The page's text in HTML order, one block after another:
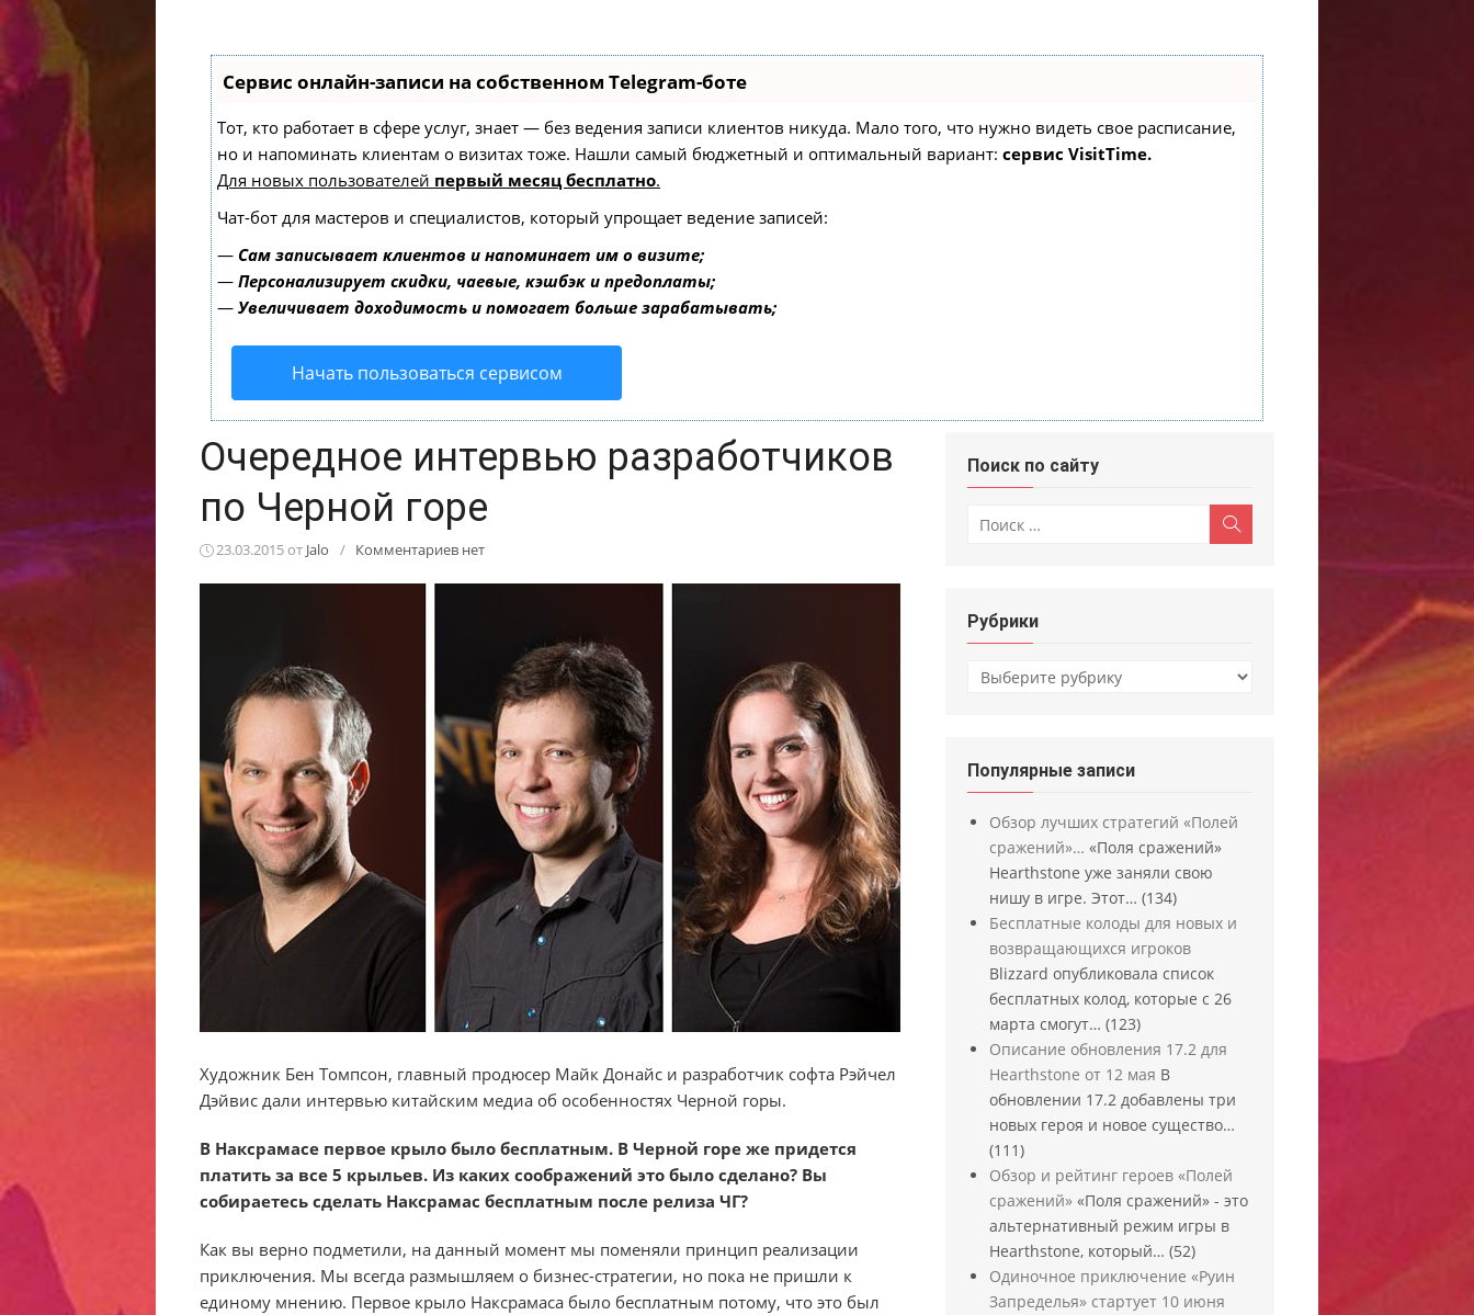
Сервис онлайн-записи на собственном Telegram-боте
Тот, кто работает в сфере услуг, знает — без ведения записи клиентов никуда. Мало того, что нужно видеть свое расписание,
но и напоминать клиентам о визитах тоже. Нашли самый бюджетный и оптимальный вариант: сервис VisitTime.
Для новых пользователей первый месяц бесплатно.
Чат-бот для мастеров и специалистов, который упрощает ведение записей:
— Сам записывает клиентов и напоминает им о визите;
— Персонализирует скидки, чаевые, кэшбэк и предоплаты;
— Увеличивает доходимость и помогает больше зарабатывать;
Начать пользоваться сервисом
Очередное интервью разработчиков
по Черной горе
23.03.2015от Jalo / Комментариев нет
Художник Бен Томпсон, главный продюсер Майк Донайс и разработчик софта Рэйчел
Дэйвис дали интервью китайским медиа об особенностях Черной горы.
В Наксрамасе первое крыло было бесплатным. В Черной горе же придется
платить за все 5 крыльев. Из каких соображений это было сделано? Вы
собираетесь сделать Наксрамас бесплатным после релиза ЧГ?
Как вы верно подметили, на данный момент мы поменяли принцип реализации
приключения. Мы всегда размышляем о бизнес-стратегии, но пока не пришли к
единому мнению. Первое крыло Наксрамаса было бесплатным потому, что это был
Поиск по сайту
Рубрики
Рубрики
Популярные записи
Обзор лучших стратегий «Полей
сражений»… «Поля сражений»
Hearthstone уже заняли свою
нишу в игре. Этот… (134)
Бесплатные колоды для новых и
возвращающихся игроков
Blizzard опубликовала список
бесплатных колод, которые с 26
марта смогут… (123)
Описание обновления 17.2 для
Hearthstone от 12 мая В
обновлении 17.2 добавлены три
новых героя и новое существо…
(111)
Обзор и рейтинг героев «Полей
сражений» «Поля сражений» - это
альтернативный режим игры в
Hearthstone, который… (52)
Одиночное приключение «Руин
Запределья» стартует 10 июня